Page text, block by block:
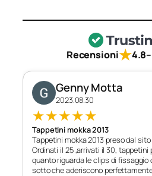
Recensioni★4.8–
Genny Motta
2023.08.30
★★★★★
Tappetini mokka 2013
Tappetini mokka 2013 preso dal
Ordinati il 25 ,arrivati il 30, tappetini
quanto riguarda le clips di fissaggio
sotto che aderiscono